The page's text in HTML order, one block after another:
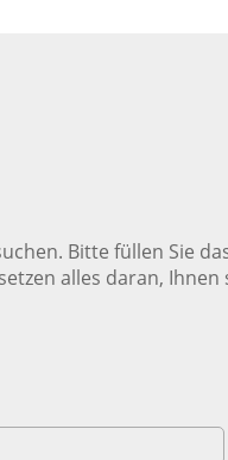
Bitte füllen Sie
alles daran,